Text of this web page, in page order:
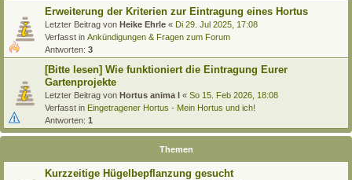
Erweiterung der Kriterien zur Eintragung eines Hortus
Letzter Beitrag von Heike Ehrle « Di 29. Jul 2025, 17:08
Verfasst in Ankündigungen & Fragen zum Forum
Antworten: 3
[Bitte lesen] Wie funktioniert die Eintragung Eurer
Gartenprojekte
Letzter Beitrag von Hortus anima l « So 15. Feb 2026, 18:08
Verfasst in Eingetragener Hortus - Mein Hortus und ich!
Antworten: 1
Themen
Kurzzeitige Hügelbepflanzung gesucht